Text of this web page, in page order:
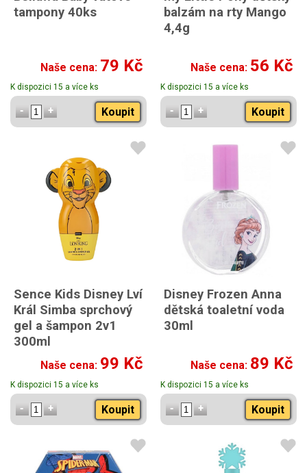
tampony 40ks
Naše cena: 79 Kč
K dispozici 15 a více ks
Koupit
balzám na rty Mango
4,4g
Naše cena: 56 Kč
K dispozici 15 a více ks
Koupit
Sence Kids Disney Lví
Král Simba sprchový
gel a šampon 2v1
300ml
Naše cena: 99 Kč
K dispozici 15 a více ks
Koupit
Disney Frozen Anna
dětská toaletní voda
30ml
Naše cena: 89 Kč
K dispozici 15 a více ks
Koupit